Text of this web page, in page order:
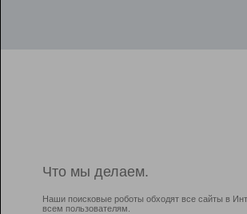
Что мы делаем.
Наши поисковые роботы обходят все сайты в
всем пользователям.